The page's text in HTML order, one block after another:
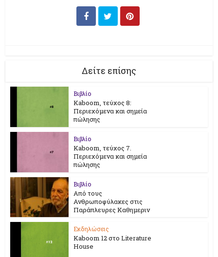
Δείτε επίσης
Βιβλίο
Kaboom, τεύχος 8:
Περιεχόμενα και σημεία
πώλησης
Βιβλίο
Kaboom, τεύχος 7.
Περιεχόμενα και σημεία
πώλησης
Βιβλίο
Από τους
Ανθρωποφύλακες στις
Παράπλευρες Καθημεριν
Εκδηλώσεις
Kaboom 12 στο Literature
House